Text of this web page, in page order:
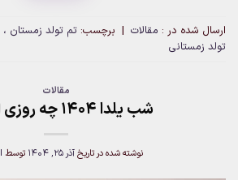
ارسال شده در : مقالات | برچسب: تم تولد زمستان ،
تولد زمستانی
مقالات
شب یلدا 1404 چه روزی است ؟
نوشته شده در تاریخآذر 25, 1404 توسط